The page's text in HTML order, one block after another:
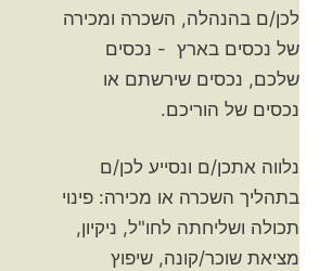
לכן/ם בהנהלה, השכרה ומכירה
של נכסים בארץ - נכסים
שלכם, נכסים שירשתם או
נכסים של הוריכם.
נלווה אתכן/ם ונסייע לכן/ם
בתהליך השכרה או מכירה: פינוי
תכולה ושליחתה לחו"ל, ניקיון,
מציאת שוכר/קונה, שיפוץ